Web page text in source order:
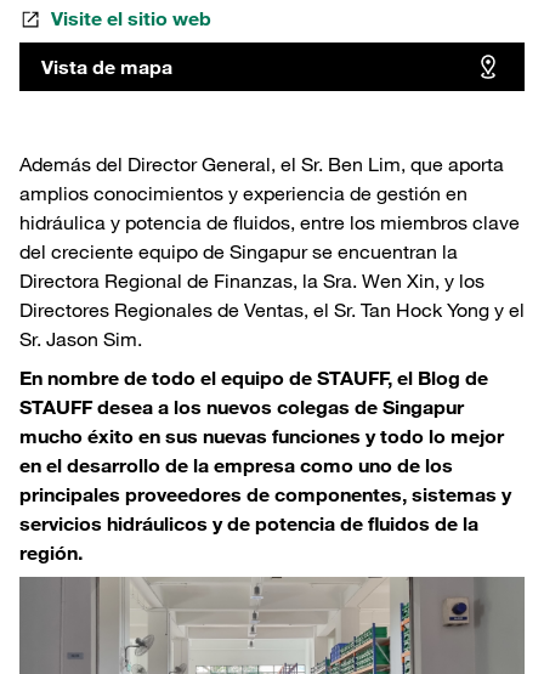
Visite el sitio web
Vista de mapa
Además del Director General, el Sr. Ben Lim, que aporta
amplios conocimientos y experiencia de gestión en
hidráulica y potencia de fluidos, entre los miembros clave
del creciente equipo de Singapur se encuentran la
Directora Regional de Finanzas, la Sra. Wen Xin, y los
Directores Regionales de Ventas, el Sr. Tan Hock Yong y el
Sr. Jason Sim.
En nombre de todo el equipo de STAUFF, el Blog de
STAUFF desea a los nuevos colegas de Singapur
mucho éxito en sus nuevas funciones y todo lo mejor
en el desarrollo de la empresa como uno de los
principales proveedores de componentes, sistemas y
servicios hidráulicos y de potencia de fluidos de la
región.